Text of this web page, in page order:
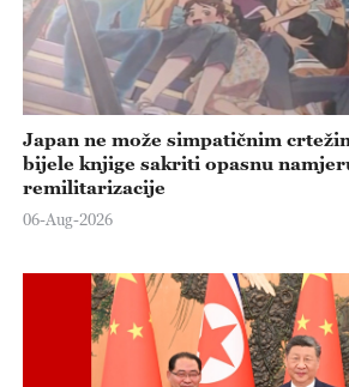
Japan ne može simpatičnim
bijele knjige sakriti opasnu
remilitarizacije
06-Aug-2026